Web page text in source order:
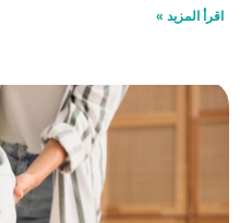
اقرأ المزيد »